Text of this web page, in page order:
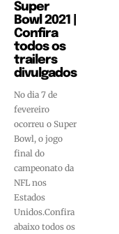
Super
Bowl 2021 |
Confira
todos os
trailers
divulgados
No dia 7 de
fevereiro
ocorreu o Super
Bowl, o jogo
final do
campeonato da
NFL nos
Estados
Unidos.Confira
abaixo todos os